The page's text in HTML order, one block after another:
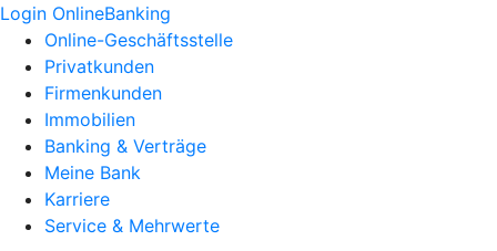
Login OnlineBanking
Online-Geschäftsstelle
Privatkunden
Firmenkunden
Immobilien
Banking & Verträge
Meine Bank
Karriere
Service & Mehrwerte